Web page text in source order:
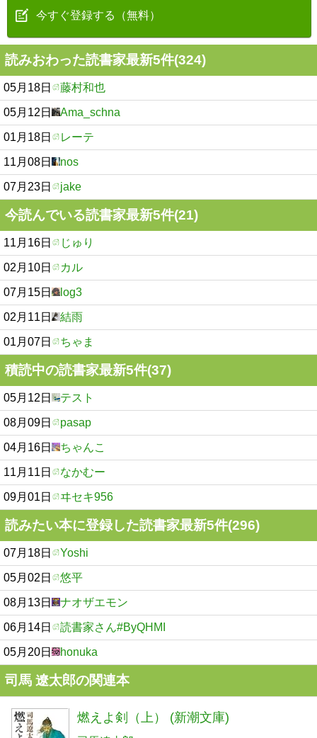
今すぐ登録する（無料）
読みおわった読書家最新5件(324)
05月18日 藤村和也
05月12日 Ama_schna
01月18日 レーテ
11月08日 nos
07月23日 jake
今読んでいる読書家最新5件(21)
11月16日 じゅり
02月10日 カル
07月15日 log3
02月11日 結雨
01月07日 ちゃま
積読中の読書家最新5件(37)
05月12日 テスト
08月09日 pasap
04月16日 ちゃんこ
11月11日 なかむー
09月01日 ヰセキ956
読みたい本に登録した読書家最新5件(296)
07月18日 Yoshi
05月02日 悠平
08月13日 ナオザエモン
06月14日 読書家さん#ByQHMI
05月20日 honuka
司馬 遼太郎の関連本
燃えよ剣（上） (新潮文庫)